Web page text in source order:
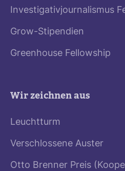
Investigativjournalismus
Grow-Stipendien
Greenhouse Fellowship
Wir zeichnen aus
Leuchtturm
Verschlossene Auster
Otto Brenner Preis